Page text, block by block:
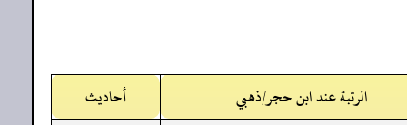
الرتبة عند ابن حجر/ذهبي
أحاديث